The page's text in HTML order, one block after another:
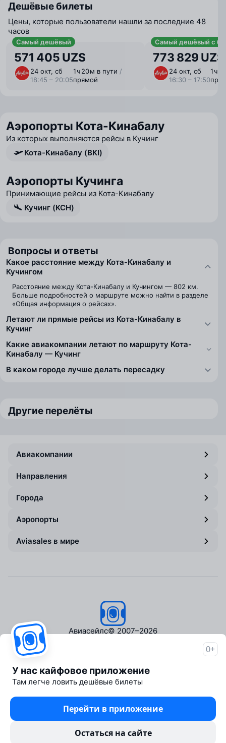
Дешёвые билеты
Цены, которые пользователи нашли за последние 48
часов
Самый дешёвый
571 405 UZS
24 окт, сб
18:45 – 20:05
1 ⁠ч 20 ⁠м в пути /
прямой
Самый дешёвый с
773 829 UZS
24 окт, сб
16:30 – 17:50
1 ⁠ч
Аэропорты Кота-Кинабалу
Из которых выполняются рейсы в Кучинг
Кота-Кинабалу (BKI)
Аэропорты Кучинга
Принимающие рейсы из Кота-Кинабалу
Кучинг (KCH)
Вопросы и ответы
Какое расстояние между Кота-Кинабалу и
Кучингом
Расстояние между Кота-Кинабалу и Кучингом — 802 км.
Больше подробностей о маршруте можно найти в разделе
«Общая информация о рейсах».
Летают ли прямые рейсы из Кота-Кинабалу в
Кучинг
Какие авиакомпании летают по маршруту Кота-
Кинабалу — Кучинг
В каком городе лучше делать пересадку
Другие перелёты
Авиакомпании
Направления
Города
Аэропорты
Aviasales в мире
Авиасейлс© 2007–2026
Пресс‑центр
Travelpayouts
Партнёрская программа
Медиа Yo'lovchi
Трэвел‑медиа Aviasales.uz
0+
У нас кайфовое приложение
Там легче ловить дешёвые билеты
Перейти в приложение
Остаться на сайте